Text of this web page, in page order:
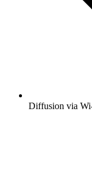
Diffusion via